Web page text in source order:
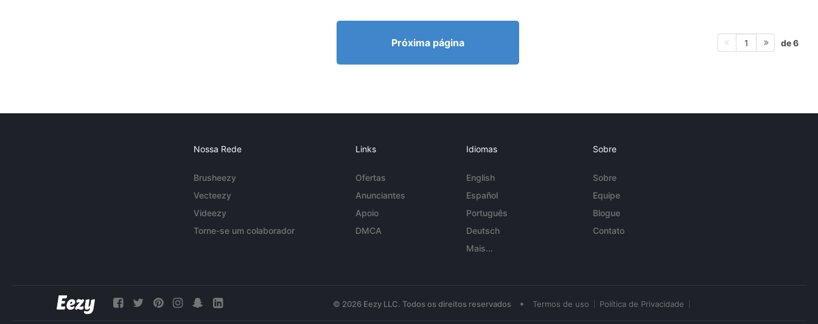
Próxima página 1 de 6
Nossa Rede
Brusheezy
Vecteezy
Videezy
Torne-se um colaborador
Links
Ofertas
Anunciantes
Apoio
DMCA
Idiomas
English
Español
Português
Deutsch
Mais...
Sobre
Sobre
Equipe
Blogue
Contato
© 2026 Eezy LLC. Todos os direitos reservados • Termos de uso Política de Privacidade